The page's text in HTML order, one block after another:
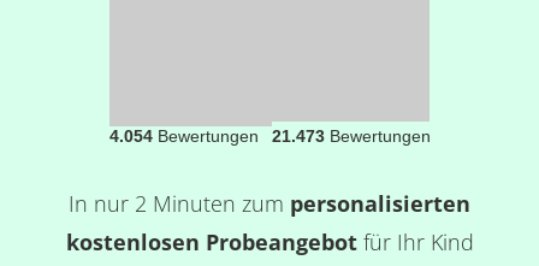
4.054Bewertungen 21.473Bewertungen
In nur 2 Minuten zum personalisierten
kostenlosen Probeangebotfür Ihr Kind